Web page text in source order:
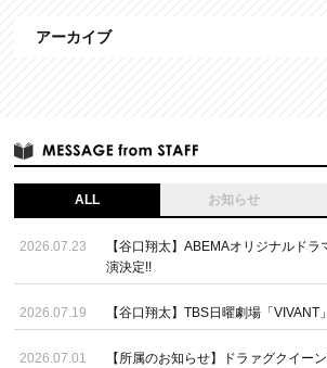
アーカイブ
ALL お知らせ
2026.07.23
【谷口翔太】ABEMAオリジナルド
演決定!!
2026.07.19 【谷口翔太】TBS日曜劇場「VIVANT
2026.07.01 【所属のお知らせ】ドラァグクイー